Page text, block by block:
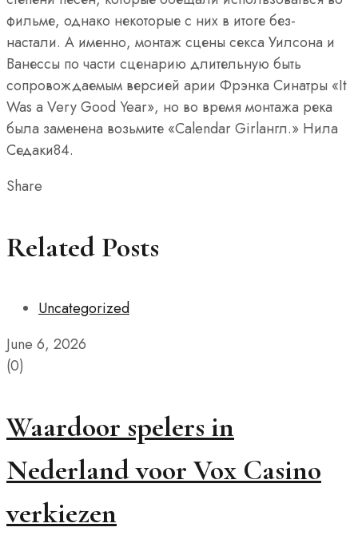
фильме, однако некоторые с них в итоге без-
настали. А именно, монтаж сцены секса Уилсона и
Ванессы по части сценарию длительную быть
сопровождаемым версией арии Фрэнка Синатры «It
Was a Very Good Year», но во время монтажа река
была заменена возьмите «Calendar Girlангл.» Нила
Седаки84.
Share
Related Posts
Uncategorized
June 6, 2026
(0)
Waardoor spelers in
Nederland voor Vox Casino
verkiezen